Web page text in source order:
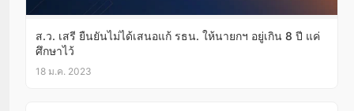
ส.ว. เสรี ยืนยันไม่ได้เสนอแก้ รธน. ให้นายกฯ อยู่เกิน 8 ปี แค่
ศึกษาไว้
18 ม.ค. 2023